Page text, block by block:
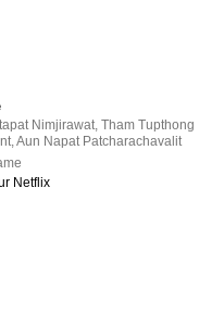
Nimjirawat,Tham Tupthong
,Aun Napat Patcharachavalit
Netflix